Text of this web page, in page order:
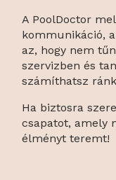
A PoolDoctor
kommunikáció,
az, hogy nem
szervizben és
számíthatsz
Ha biztosra
csapatot, amely
élményt teremt!